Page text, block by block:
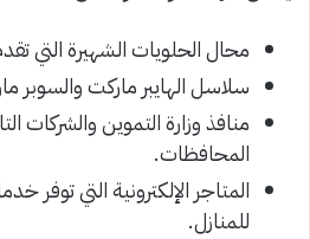
محال الحلويات الشهيرة التي
سلاسل الهايبر ماركت والسوبر
منافذ وزارة التموين والشركات
المحافظات.
المتاجر الإلكترونية التي توفر
للمنازل.